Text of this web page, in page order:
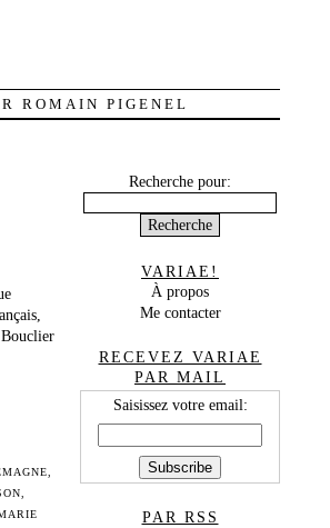
ROMAIN PIGENEL
Bouclier
Recherche pour:
VARIAE!
À propos
Me contacter
RECEVEZ VARIAE
PAR MAIL
Saisissez votre email:
PAR RSS